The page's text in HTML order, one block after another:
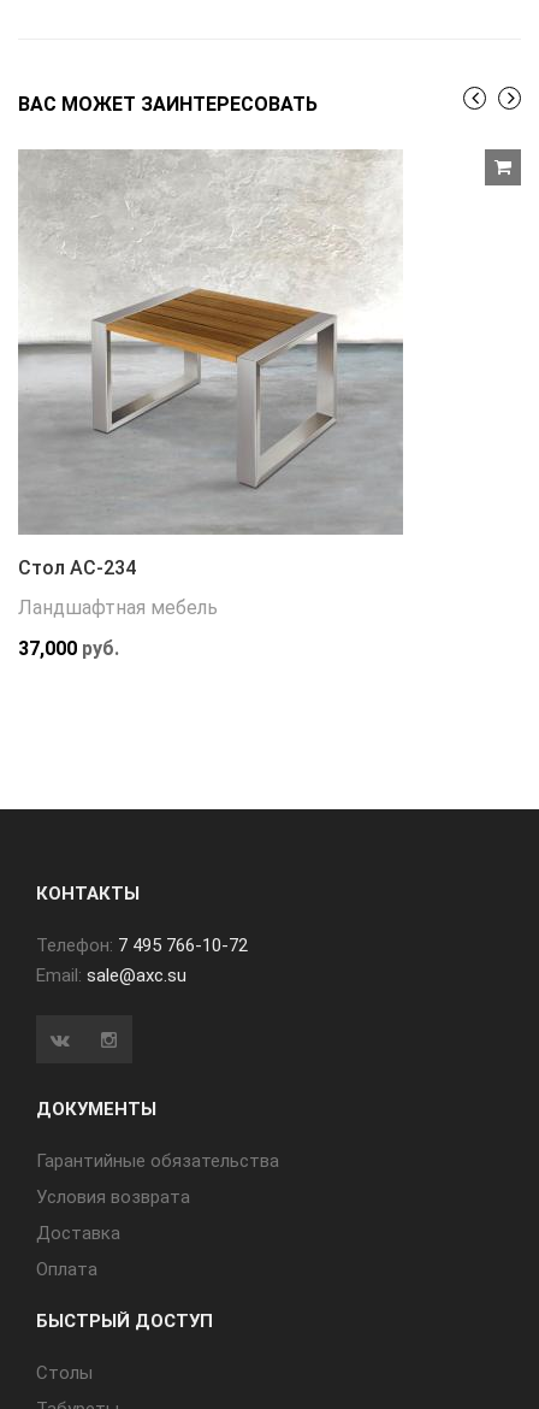
ВАС МОЖЕТ ЗАИНТЕРЕСОВАТЬ
Стол АС-234
Ландшафтная мебель
37,000 руб.
КОНТАКТЫ
Телефон: 7 495 766-10-72
Email: sale@axc.su
ДОКУМЕНТЫ
Гарантийные обязательства
Условия возврата
Доставка
Оплата
БЫСТРЫЙ ДОСТУП
Cтолы